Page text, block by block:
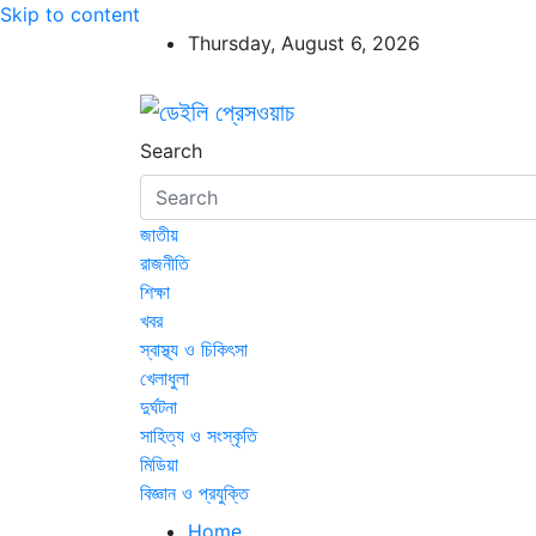
Skip to content
Thursday, August 6, 2026
ডেইলি প্রেসওয়াচ
ডেইলি প্রেসওয়াচ মুক্তিযুদ্ধের চেতনায় উদ্বুদ্ধ
Search
জাতীয়
রাজনীতি
শিক্ষা
খবর
স্বাস্থ্য ও চিকিৎসা
খেলাধুলা
দুর্ঘটনা
সাহিত্য ও সংস্কৃতি
মিডিয়া
বিজ্ঞান ও প্রযুক্তি
Home